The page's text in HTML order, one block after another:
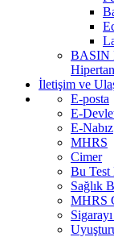
BASIN
İletişim ve
E-posta
E-
E-Nabız
MHRS
Cimer
Bu Test
Sağlık
MHRS